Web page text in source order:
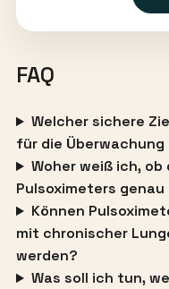
FAQ
Welcher sichere
für die
Woher weiß ich,
Pulsoximeters
Können
mit chronischer
werden?
Was soll ich tun,